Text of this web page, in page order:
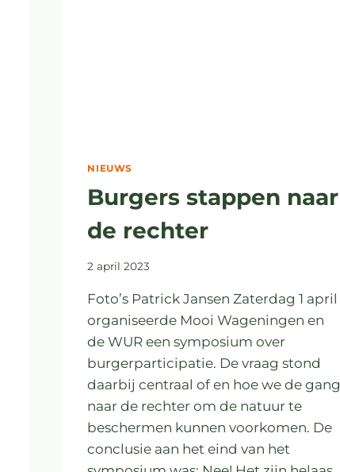
NIEUWS
Burgers stappen naar
de rechter
2 april 2023
Foto’s Patrick Jansen Zaterdag 1 april
organiseerde Mooi Wageningen en
de WUR een symposium over
burgerparticipatie. De vraag stond
daarbij centraal of en hoe we de gang
naar de rechter om de natuur te
beschermen kunnen voorkomen. De
conclusie aan het eind van het